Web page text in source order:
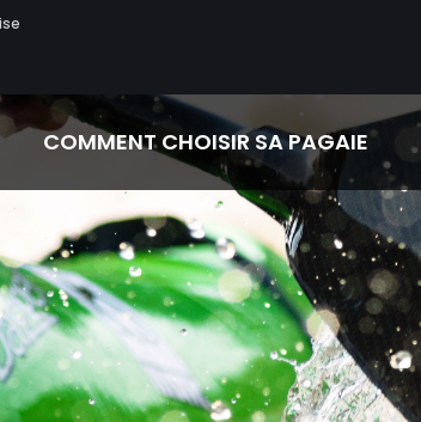
COMMENT CHOISIR SA PAGAIE